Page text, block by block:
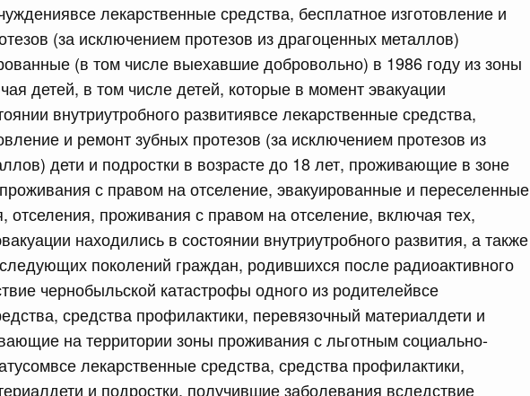
лекарственные средства, бесплатное изготовление и
(за исключением протезов из драгоценных металлов)
(в том числе выехавшие добровольно) в 1986 году из зоны
детей, в том числе детей, которые в момент эвакуации
внутриутробного развитиявсе лекарственные средства,
и ремонт зубных протезов (за исключением протезов из
дети и подростки в возрасте до 18 лет, проживающие в зоне
с правом на отселение, эвакуированные и переселенные
отселения, проживания с правом на отселение, включая тех,
находились в состоянии внутриутробного развития, а также
поколений граждан, родившихся после радиоактивного
чернобыльской катастрофы одного из родителейвсе
средства профилактики, перевязочный материалдети и
на территории зоны проживания с льготным социально-
лекарственные средства, средства профилактики,
и подростки, получившие заболевания вследствие
июля, суббота
Федерации от 18.07.2026 г. № 905
и присвоения ученых званий, предусмотренных
Российской Федерации, лицам, указанным в части
правового регулирования отношений в сферах
в Российскую Федерацию Донецкой Народной
Запорожской области, Херсонской области и
новых субъектов - Донецкой Народной
Запорожской области, Херсонской области и о
акты Российской Федерации"
Федерации от 18.07.2026 г. № 907